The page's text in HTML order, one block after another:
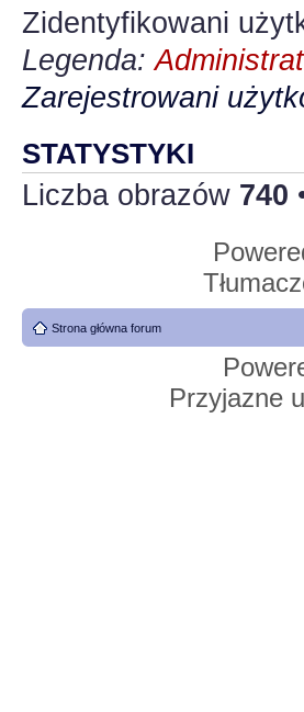
Zidentyfikowani
Legenda:
Zarejestrowani
STATYSTYKI
Liczba obrazów 740
Strona główna forum
Przyjazne